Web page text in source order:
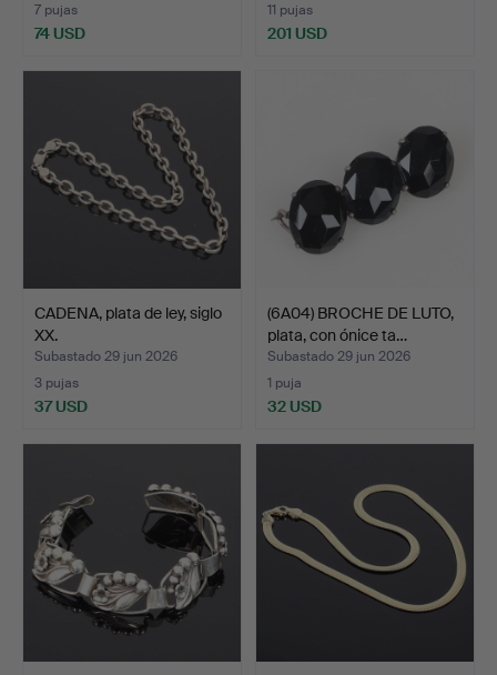
7 pujas
74 USD
11 pujas
201 USD
CADENA, plata de ley, siglo
XX.
Subastado 29 jun 2026
3 pujas
37 USD
(6A04) BROCHE DE LUTO,
plata, con ónice ta…
Subastado 29 jun 2026
1 puja
32 USD